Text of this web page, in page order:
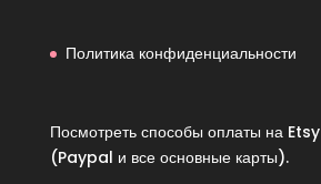
Политика конфиденциальности
Посмотреть способы оплаты на Etsy
(Paypal и все основные карты).